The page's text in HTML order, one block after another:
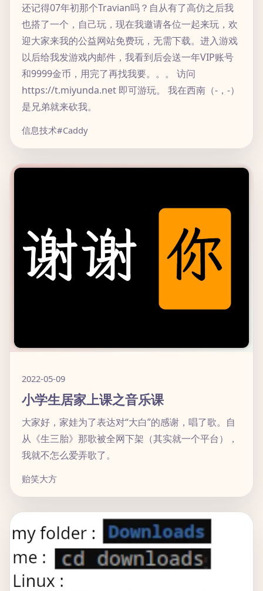
还记得07年初那个Travian吗？自从有了高仿之后我
也搭了一个，自己玩，现在我邀请各位一起来玩，欢
迎大家来我的公益网站免费玩，无需下载。进入游戏
以后给我发游戏内邮件，我看到后会送一年VIP账号
和9999金币，用完了再找我要。。。 访问
https://t.miyunda.net 即可游玩。 我在西南（-，-）
是兄弟就来砍我。
信息技术#Caddy
2022-05-09
小学生居家上课之音乐课
大家好，家娃为了表达对“大白”的感谢，唱了歌。自
从《生三胎》那歌被全网下架（其实就一个平台），
我就不怎么爱弄歌了。
贻笑大方